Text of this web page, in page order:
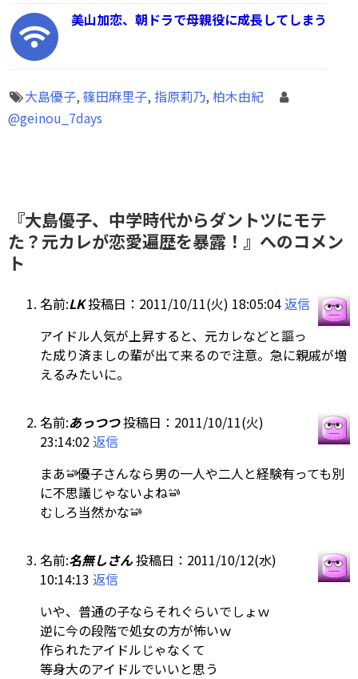
美山加恋、朝ドラで母親役に成長してしまう
大島優子, 篠田麻里子, 指原莉乃, 柏木由紀
@geinou_7days
『大島優子、中学時代からダントツにモテ
た？元カレが恋愛遍歴を暴露！』へのコメン
ト
名前:LK投稿日：2011/10/11(火) 18:05:04返信
アイドル人気が上昇すると、元カレなどと謳っ
た成り済ましの輩が出て来るので注意。急に親戚が増
えるみたいに。
名前:あっつつ投稿日：2011/10/11(火)
23:14:02返信
まあ
優子さんなら男の一人や二人と経験有っても別
に不思議じゃないよね
むしろ当然かな
名前:名無しさん投稿日：2011/10/12(水)
10:14:13 返信
いや、普通の子ならそれぐらいでしょｗ
逆に今の段階で処女の方が怖いｗ
作られたアイドルじゃなくて
等身大のアイドルでいいと思う